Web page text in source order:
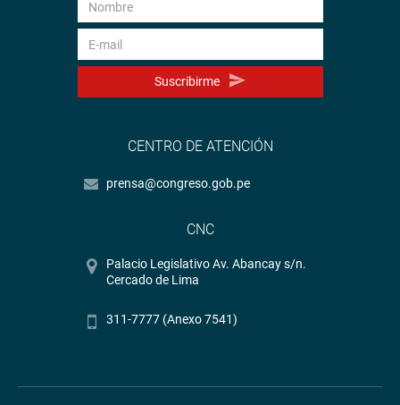
Suscribirme
CENTRO DE ATENCIÓN
prensa@congreso.gob.pe
CNC
Palacio Legislativo Av. Abancay s/n.
Cercado de Lima
311-7777 (Anexo 7541)